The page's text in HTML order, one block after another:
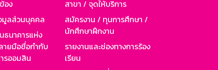
อง
มูลส่วนบุคคล
นาคารแห่ง
ายมือชื่อกำกับ
รออมสิน
สาขา / จุดให้บริการ
สมัครงาน / ทุนการศึกษา /
นักศึกษาฝึกงาน
รายงานและช่องทางการร้อง
เรียน